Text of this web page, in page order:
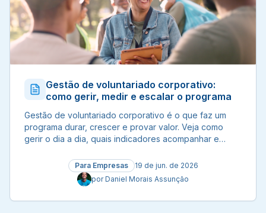
Gestão de voluntariado corporativo:
como gerir, medir e escalar o programa
Gestão de voluntariado corporativo é o que faz um
programa durar, crescer e provar valor. Veja como
gerir o dia a dia, quais indicadores acompanhar e
Para Empresas
19 de jun. de 2026
porDaniel Morais Assunção